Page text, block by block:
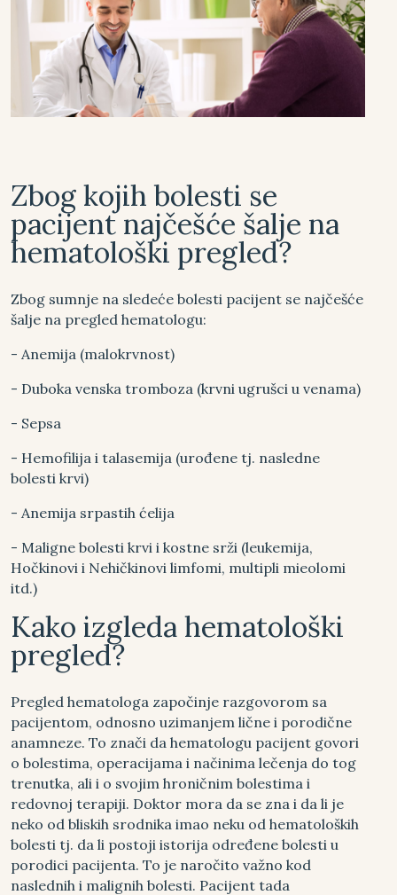
Zbog kojih bolesti se
pacijent najčešće šalje na
hematološki pregled?
Zbog sumnje na sledeće bolesti pacijent se najčešće
šalje na pregled hematologu:
- Anemija (malokrvnost)
- Duboka venska tromboza (krvni ugrušci u venama)
- Sepsa
- Hemofilija i talasemija (urođene tj. nasledne
bolesti krvi)
- Anemija srpastih ćelija
- Maligne bolesti krvi i kostne srži (leukemija,
Hočkinovi i Nehičkinovi limfomi, multipli mieolomi
itd.)
Kako izgleda hematološki
pregled?
Pregled hematologa započinje razgovorom sa
pacijentom, odnosno uzimanjem lične i porodične
anamneze. To znači da hematologu pacijent govori
o bolestima, operacijama i načinima lečenja do tog
trenutka, ali i o svojim hroničnim bolestima i
redovnoj terapiji. Doktor mora da se zna i da li je
neko od bliskih srodnika imao neku od hematoloških
bolesti tj. da li postoji istorija određene bolesti u
porodici pacijenta. To je naročito važno kod
naslednih i malignih bolesti. Pacijent tada